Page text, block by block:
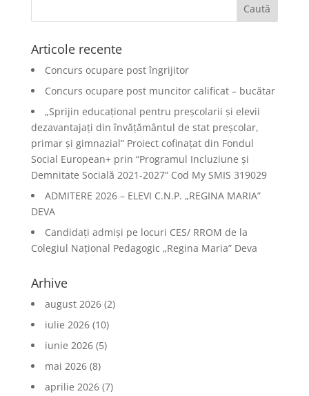
Articole recente
Concurs ocupare post îngrijitor
Concurs ocupare post muncitor calificat – bucătar
„Sprijin educațional pentru preșcolarii și elevii
dezavantajați din învățământul de stat preșcolar,
primar și gimnazial” Proiect cofinațat din Fondul
Social European+ prin “Programul Incluziune și
Demnitate Socială 2021-2027” Cod My SMIS 319029
ADMITERE 2026 – ELEVI C.N.P. „REGINA MARIA”
DEVA
Candidați admiși pe locuri CES/ RROM de la
Colegiul Național Pedagogic „Regina Maria” Deva
Arhive
august 2026(2)
iulie 2026(10)
iunie 2026(5)
mai 2026(8)
aprilie 2026(7)